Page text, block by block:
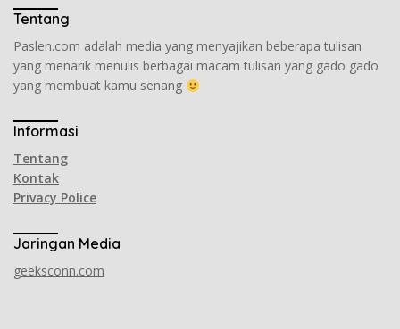
Tentang
Paslen.com adalah media yang menyajikan beberapa tulisan
yang menarik menulis berbagai macam tulisan yang gado gado
yang membuat kamu senang
Informasi
Tentang
Kontak
Privacy Police
Jaringan Media
geeksconn.com